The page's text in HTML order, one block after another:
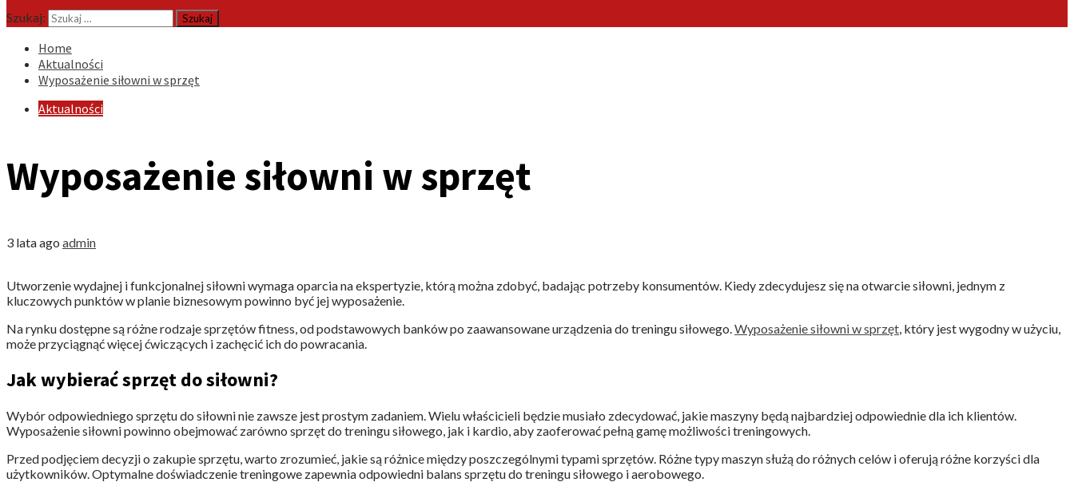
Szukaj:
Home
Aktualności
Wyposażenie siłowni w sprzęt
Aktualności
Wyposażenie siłowni w sprzęt
3 lata ago admin
Utworzenie wydajnej i funkcjonalnej siłowni wymaga oparcia na ekspertyzie, którą można zdobyć, badając potrzeby konsumentów. Kiedy zdecydujesz się na otwarcie siłowni, jednym z
kluczowych punktów w planie biznesowym powinno być jej wyposażenie.
Na rynku dostępne są różne rodzaje sprzętów fitness, od podstawowych banków po zaawansowane urządzenia do treningu siłowego.Wyposażenie siłowni w sprzęt, który jest wygodny w użyciu,
może przyciągnąć więcej ćwiczących i zachęcić ich do powracania.
Jak wybierać sprzęt do siłowni?
Wybór odpowiedniego sprzętu do siłowni nie zawsze jest prostym zadaniem. Wielu właścicieli będzie musiało zdecydować, jakie maszyny będą najbardziej odpowiednie dla ich klientów.
Wyposażenie siłowni powinno obejmować zarówno sprzęt do treningu siłowego, jak i kardio, aby zaoferować pełną gamę możliwości treningowych.
Przed podjęciem decyzji o zakupie sprzętu, warto zrozumieć, jakie są różnice między poszczególnymi typami sprzętów. Różne typy maszyn służą do różnych celów i oferują różne korzyści dla
użytkowników. Optymalne doświadczenie treningowe zapewnia odpowiedni balans sprzętu do treningu siłowego i aerobowego.